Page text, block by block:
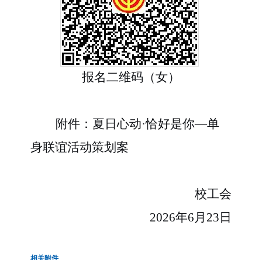
报名二维码（女）
附件：夏日心动·恰好是你—单
身联谊活动策划案
校工会
2026年6月23日
相关附件